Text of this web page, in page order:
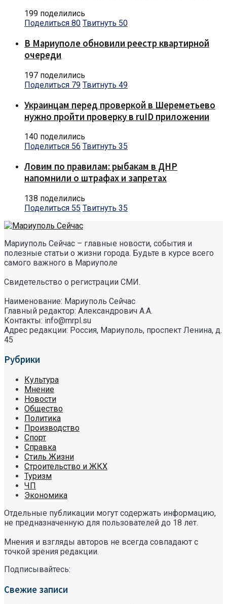
199 поделились
Поделиться 80 Твитнуть 50
В Мариуполе обновили реестр квартирной
очереди
197 поделились
Поделиться 79 Твитнуть 49
Украинцам перед проверкой в Шереметьево
нужно пройти проверку в ruID приложении
140 поделились
Поделиться 56 Твитнуть 35
Ловим по правилам: рыбакам в ДНР
напомнили о штрафах и запретах
138 поделились
Поделиться 55 Твитнуть 35
Мариуполь Сейчас – главные новости, события и
полезные статьи о жизни города. Будьте в курсе всего
самого важного в Мариуполе
Свидетельство о регистрации СМИ.
Наименование: Мариуполь Сейчас
Главный редактор: Александрович А.А.
Контакты: info@mrpl.su
Адрес редакции: Россия, Мариуполь, проспект Ленина, д.
45
Рубрики
Культура
Мнение
Новости
Общество
Политика
Производство
Спорт
Справка
Стиль Жизни
Строительство и ЖКХ
Туризм
ЧП
Экономика
Отдельные публикации могут содержать информацию,
не предназначенную для пользователей до 18 лет.
Мнения и взгляды авторов не всегда совпадают с
точкой зрения редакции.
Подписывайтесь:
Свежие записи